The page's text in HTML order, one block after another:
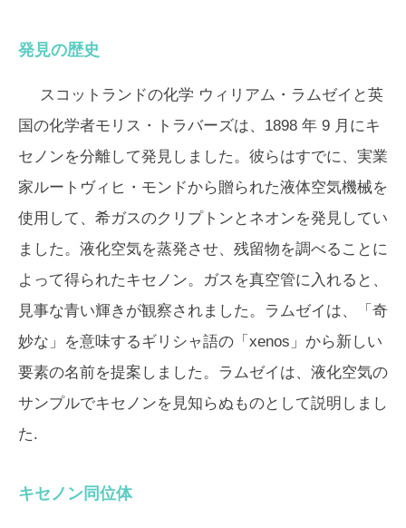
発見の歴史
スコットランドの化学 ウィリアム・ラムゼイと英
国の化学者モリス・トラバーズは、1898 年 9 月にキ
セノンを分離して発見しました。彼らはすでに、実業
家ルートヴィヒ・モンドから贈られた液体空気機械を
使用して、希ガスのクリプトンとネオンを発見してい
ました。液化空気を蒸発させ、残留物を調べることに
よって得られたキセノン。ガスを真空管に入れると、
見事な青い輝きが観察されました。ラムゼイは、「奇
妙な」を意味するギリシャ語の「xenos」から新しい
要素の名前を提案しました。ラムゼイは、液化空気の
サンプルでキセノンを見知らぬものとして説明しまし
た.
キセノン同位体